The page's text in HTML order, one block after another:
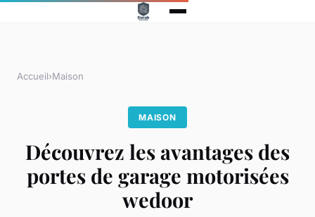
Accueil›Maison
MAISON
Découvrez les avantages des
portes de garage motorisées
wedoor